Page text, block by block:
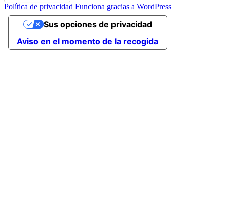
Política de privacidad Funciona gracias a WordPress
Aviso en el momento de la recogida
Sus opciones de privacidad